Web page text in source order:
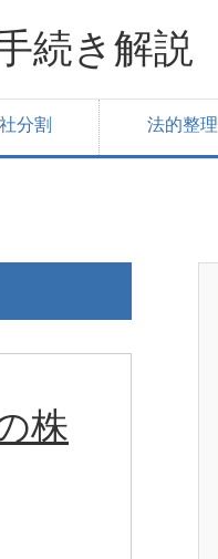
続き解説
分割 法的整理
株